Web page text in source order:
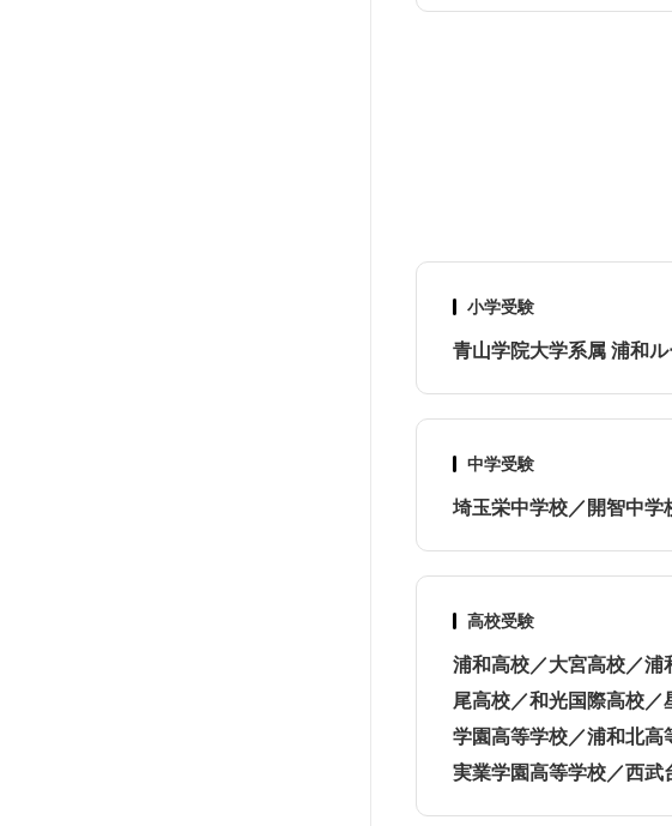
小学受験
青山学院大学系属 浦和
中学受験
埼玉栄中学校／開智中学
高校受験
浦和高校／大宮高校／浦
尾高校／和光国際高校
学園高等学校／浦和北高
実業学園高等学校／西武